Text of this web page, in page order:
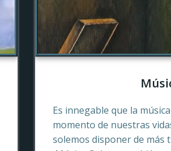
Es innegable que la
momento de nuestras
solemos disponer de más